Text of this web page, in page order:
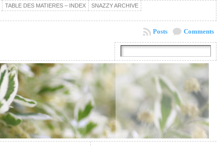
TABLE DES MATIERES – INDEX
SNAZZY ARCHIVE
Comments
Posts